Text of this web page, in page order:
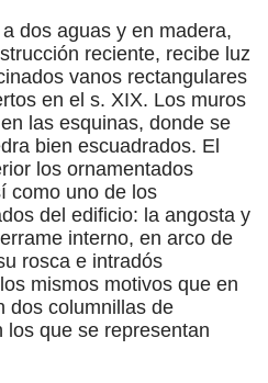
dos aguas y en madera,
reciente, recibe luz
vanos rectangulares
en el s. XIX. Los muros
las esquinas, donde se
bien escuadrados. El
los ornamentados
como uno de los
del edificio: la angosta y
interno, en arco de
rosca e intradós
mismos motivos que en
dos columnillas de
que se representan